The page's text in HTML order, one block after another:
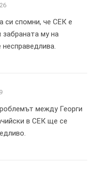
си спомни, че СЕК е
му на
между Георги
в СЕК ще се